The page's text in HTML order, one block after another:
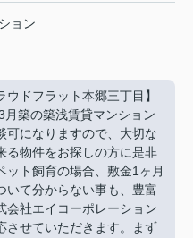
ョン
ドフラット本郷三丁目】
築の築浅賃貸マンション
可になりますので、大切な
る物件をお探しの方に是非
ット飼育の場合、敷金1ヶ月
て分からない事も、豊富
会社エイコーポレーション
させていただきます。まず